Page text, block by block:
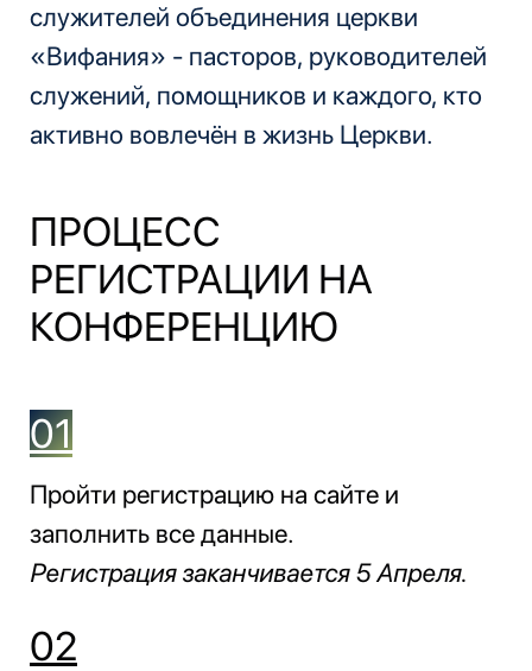
служителей объединения церкви
«Вифания» - пасторов, руководителей
служений, помощников и каждого, кто
активно вовлечён в жизнь Церкви.
ПРОЦЕСС
РЕГИСТРАЦИИ НА
КОНФЕРЕНЦИЮ
01
Пройти регистрацию на сайте и
заполнить все данные.
Регистрация заканчивается 5 Апреля.
02